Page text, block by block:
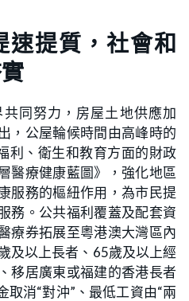
提質，社會和
同努力，房屋土地供應加
，公屋輪候時間由高峰時的
利、衛生和教育方面的財政
醫療健康藍圖》，強化地區
服務的樞紐作用，為市民提
務。公共福利覆蓋及配套資
療券拓展至粵港澳大灣區內
及以上長者、65歲及以上經
移居廣東或福建的香港長者
取消“對沖”、最低工資由“兩